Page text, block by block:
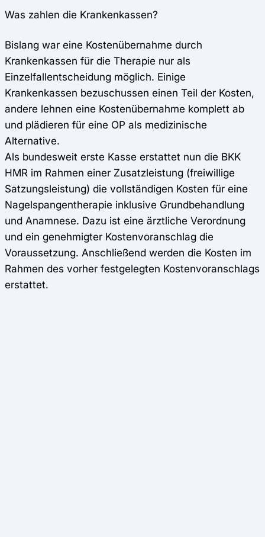
Was zahlen die Krankenkassen?
Bislang war eine Kostenübernahme durch
Krankenkassen für die Therapie nur als
Einzelfallentscheidung möglich. Einige
Krankenkassen bezuschussen einen Teil der Kosten,
andere lehnen eine Kostenübernahme komplett ab
und plädieren für eine OP als medizinische
Alternative.
Als bundesweit erste Kasse erstattet nun die BKK
HMR im Rahmen einer Zusatzleistung (freiwillige
Satzungsleistung) die vollständigen Kosten für eine
Nagelspangentherapie inklusive Grundbehandlung
und Anamnese. Dazu ist eine ärztliche Verordnung
und ein genehmigter Kostenvoranschlag die
Voraussetzung. Anschließend werden die Kosten im
Rahmen des vorher festgelegten Kostenvoranschlags
erstattet.